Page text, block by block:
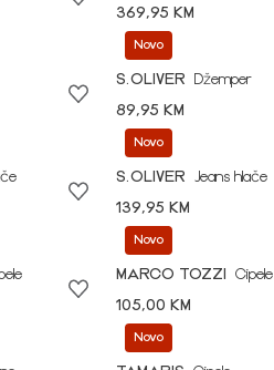
369,95 KM
Novo
S.OLIVER
Džemper
89,95 KM
Novo
S.OLIVER
Jeans hlače
139,95 KM
Novo
MARCO TOZZI
Cipele
105,00 KM
Novo